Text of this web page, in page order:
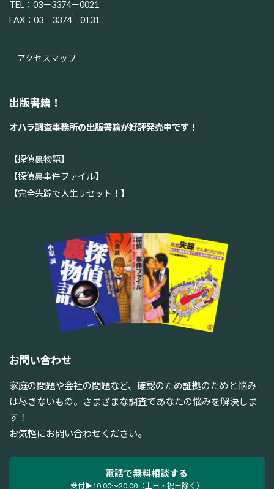
TEL：03－3374－0021
FAX：03－3374－0131
アクセスマップ
出版書籍！
オハラ調査事務所の出版書籍が好評発売中です！
【探偵裏物語】
【探偵裏事件ファイル】
【完全失踪で人生リセット！】
お問い合わせ
家庭の問題や会社の問題など、確認のため証拠のためと悩み
は尽きないもの。さまざまな調査であなたの悩みを解決しま
す！
お気軽にお問い合わせください。
電話で無料相談する
受付▶10:00～20:00（土日・祝日除く）